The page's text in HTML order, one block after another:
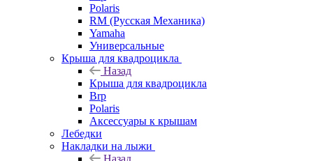
Polaris
RM (Русская Механика)
Yamaha
Универсальные
Крыша для квадроцикла
Назад
Крыша для квадроцикла
Brp
Polaris
Аксессуары к крышам
Лебедки
Накладки на лыжи
Назад